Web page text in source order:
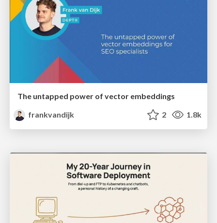
The untapped power of vector embeddings
frankvandijk
2 1.8k